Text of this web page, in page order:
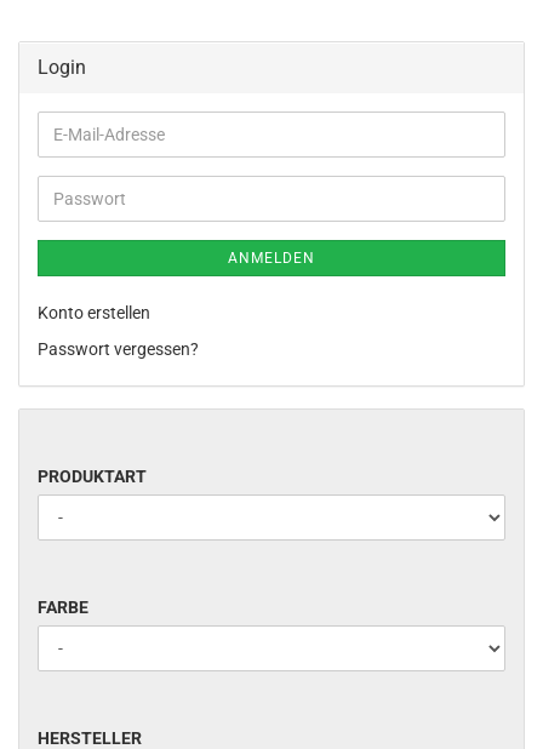
Login
E-
Mail-
Adresse
Passwort
ANMELDEN
Konto erstellen
Passwort vergessen?
PRODUKTART
PRODUKTART
FARBE
FARBE
HERSTELLER
HERSTELLER